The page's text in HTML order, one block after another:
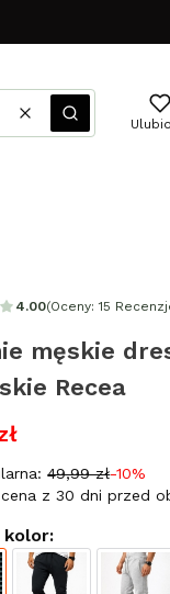
WyczyśćSzukaj
4.00(Oceny: 15
męskie
Recea
49,99 zł-10%
cena z 30 dni przed
kolor: